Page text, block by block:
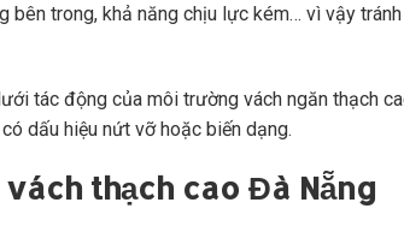
bên trong, khả năng chịu lực kém… vì vậy
tác động của môi trường vách ngăn thạch
dấu hiệu nứt vỡ hoặc biến dạng.
thạch cao Đà Nẵng